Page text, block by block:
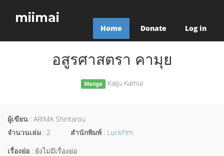
miimai
Home Donate Log in
อสูรศาสตรา คามุย
Manga Kaiju Kamui
ผู้เขียน : ARIMA Shintarou
จำนวนเล่ม : 2 สำนักพิมพ์ : LuckPim
เรื่องย่อ : ยังไม่มีเรื่องย่อ